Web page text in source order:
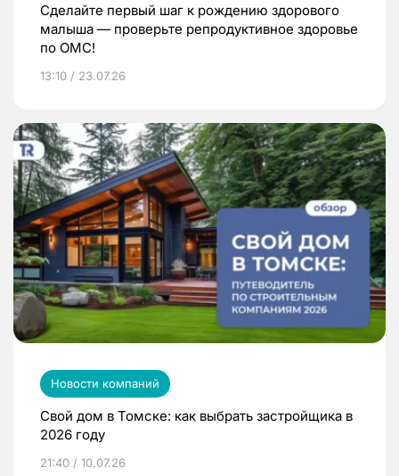
Сделайте первый шаг к рождению здорового
малыша — проверьте репродуктивное здоровье
по ОМС!
13:10 / 23.07.26
Новости компаний
Свой дом в Томске: как выбрать застройщика в
2026 году
21:40 / 10.07.26